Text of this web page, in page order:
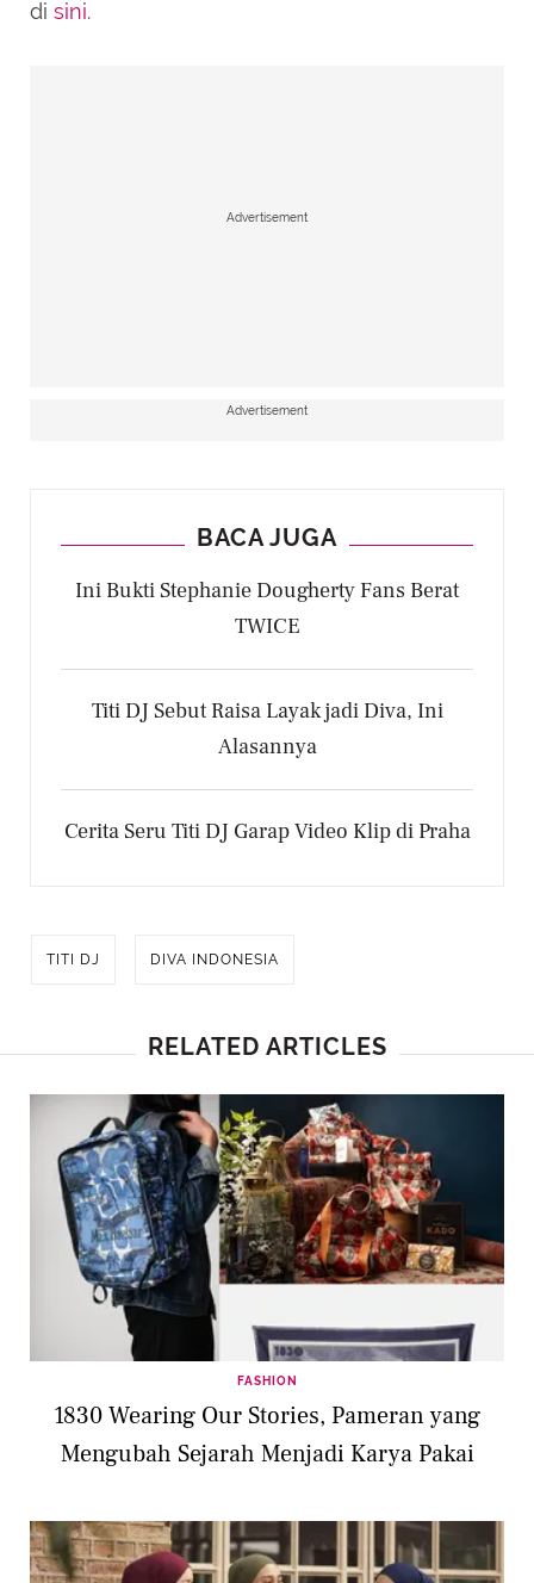
di sini.
Advertisement
Advertisement
BACA JUGA
Ini Bukti Stephanie Dougherty Fans Berat
TWICE
Titi DJ Sebut Raisa Layak jadi Diva, Ini
Alasannya
Cerita Seru Titi DJ Garap Video Klip di Praha
TITI DJ DIVA INDONESIA
RELATED ARTICLES
FASHION
1830 Wearing Our Stories, Pameran yang
Mengubah Sejarah Menjadi Karya Pakai